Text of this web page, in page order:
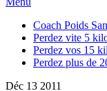
Coach Poids
Perdez vite 5
Perdez vos 15
Perdez plus de
Déc 13 2011